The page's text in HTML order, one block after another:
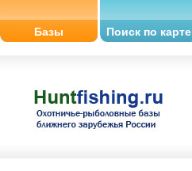
Базы Поиск по карте